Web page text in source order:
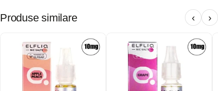
Produse similare ‹ ›